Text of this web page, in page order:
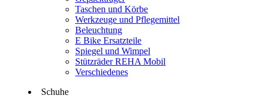
Taschen und Körbe
Werkzeuge und Pflegemittel
Beleuchtung
E Bike Ersatzteile
Spiegel und Wimpel
Stützräder REHA Mobil
Verschiedenes
Schuhe